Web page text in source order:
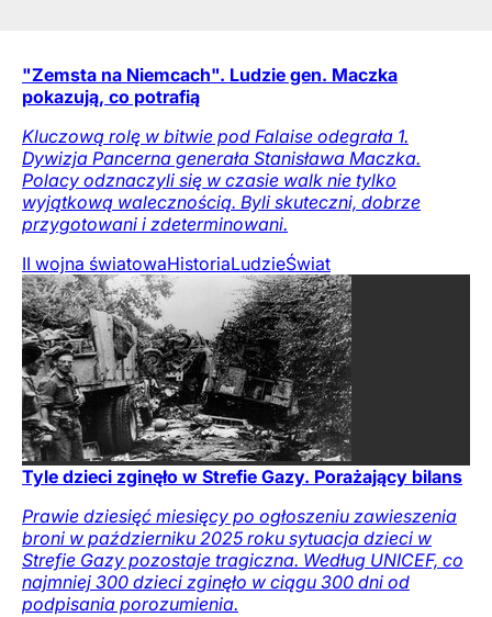
"Zemsta na Niemcach". Ludzie gen. Maczka
pokazują, co potrafią
Kluczową rolę w bitwie pod Falaise odegrała 1.
Dywizja Pancerna generała Stanisława Maczka.
Polacy odznaczyli się w czasie walk nie tylko
wyjątkową walecznością. Byli skuteczni, dobrze
przygotowani i zdeterminowani.
II wojna światowaHistoriaLudzieŚwiat
Tyle dzieci zginęło w Strefie Gazy. Porażający bilans
Prawie dziesięć miesięcy po ogłoszeniu zawieszenia
broni w październiku 2025 roku sytuacja dzieci w
Strefie Gazy pozostaje tragiczna. Według UNICEF, co
najmniej 300 dzieci zginęło w ciągu 300 dni od
podpisania porozumienia.